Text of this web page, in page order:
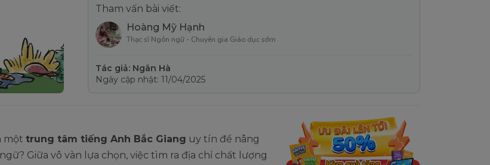
Tham vấn bài viết:
Hoàng Mỹ Hạnh
Thạc sĩ Ngôn ngữ - Chuyên gia Giáo dục sớm
Tác giả: Ngân Hà
Ngày cập nhật: 11/04/2025
một trung tâm tiếng Anh Bắc Giang uy tín để nâng
Giữa vô vàn lựa chọn, việc tìm ra địa chỉ chất lượng